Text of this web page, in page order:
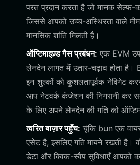
परत प्रदान करता है जो मानक सेल्फ-
जिससे आपको उच्च-अस्थिरता वाले
मानसिक शांति मिलती है।
ऑप्टिमाइज़्ड गैस प्रबंधन: एक EVM
लेनदेन लागत में उतार-चढ़ाव होता
इन शुल्कों को कुशलतापूर्वक नेविगेट
आप नेटवर्क कंजेशन की निगरानी कर
के लिए अपने लेनदेन की गति को
त्वरित बाज़ार पहुँच: चूंकि bun एक
एसेट है, इसलिए गति मायने रखती है।
डेटा और क्विक-स्वैप सुविधाएँ आपको